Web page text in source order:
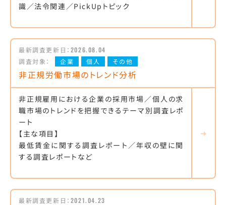
識／法令関連／PickUpトピック
最新調査更新日： 2026.08.04
調査対象：
企業 個人 その他
非正規労働市場のトレンド分析
非正規雇用における企業の採用市場／個人の求
職市場のトレンドを把握できるテーマ別調査レポ
ート
【主な項目】
最低賃金に関する調査レポート／年収の壁に関
する調査レポートなど
最新調査更新日： 2021.04.23